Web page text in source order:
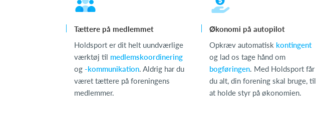
Tættere på medlemmet
Holdsport er dit helt uundværlige
værktøj til medlemskoordinering
og -kommunikation. Aldrig har du
været tættere på foreningens
medlemmer.
Økonomi på autopilot
Opkræv automatisk kontingent
og lad os tage hånd om
bogføringen. Med Holdsport får
du alt, din forening skal bruge, til
at holde styr på økonomien.